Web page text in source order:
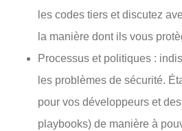
les codes tiers et discutez
la manière dont ils vous
Processus et politiques :
les problèmes de sécurité.
pour vos développeurs et
playbooks) de manière à